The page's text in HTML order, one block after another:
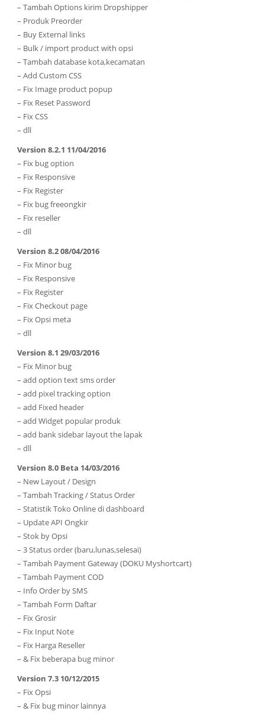
– Tambah Options kirim Dropshipper
– Produk Preorder
– Buy External links
– Bulk / import product with opsi
– Tambah database kota,kecamatan
– Add Custom CSS
– Fix Image product popup
– Fix Reset Password
– Fix CSS
– dll
Version 8.2.1 11/04/2016
– Fix bug option
– Fix Responsive
– Fix Register
– Fix bug freeongkir
– Fix reseller
– dll
Version 8.2 08/04/2016
– Fix Minor bug
– Fix Responsive
– Fix Register
– Fix Checkout page
– Fix Opsi meta
– dll
Version 8.1 29/03/2016
– Fix Minor bug
– add option text sms order
– add pixel tracking option
– add Fixed header
– add Widget popular produk
– add bank sidebar layout the lapak
– dll
Version 8.0 Beta 14/03/2016
– New Layout / Design
– Tambah Tracking / Status Order
– Statistik Toko Online di dashboard
– Update API Ongkir
– Stok by Opsi
– 3 Status order (baru,lunas,selesai)
– Tambah Payment Gateway (DOKU Myshortcart)
– Tambah Payment COD
– Info Order by SMS
– Tambah Form Daftar
– Fix Grosir
– Fix Input Note
– Fix Harga Reseller
– & Fix beberapa bug minor
Version 7.3 10/12/2015
– Fix Opsi
– & Fix bug minor lainnya